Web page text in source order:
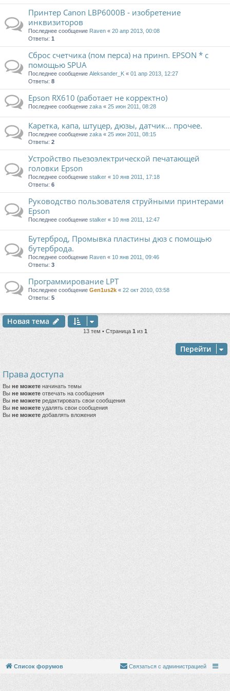
Принтер Canon LBP6000B - изобретение
инквизиторов
Последнее сообщение Raven « 20 апр 2013, 00:08
Ответы: 1
Сброс счетчика (пом перса) на принn. EPSON * с
помощью SPUA
Последнее сообщение Aleksander_K « 01 апр 2013, 12:27
Ответы: 8
Epson RX610 (работает не корректно)
Последнее сообщение zaka « 25 июн 2011, 08:28
Каретка, капа, штуцер, дюзы, датчик... прочее.
Последнее сообщение zaka « 25 июн 2011, 08:15
Ответы: 2
Устройство пьезоэлектрической печатающей
головки Epson
Последнее сообщение stalker « 10 янв 2011, 17:18
Ответы: 6
Руководство пользователя струйными принтерами
Epson
Последнее сообщение stalker « 10 янв 2011, 12:47
Бутерброд, Промывка пластины дюз с помощью
бутерброда.
Последнее сообщение Raven « 10 янв 2011, 09:46
Ответы: 3
Программирование LPT
Последнее сообщение Gen1us2k « 22 окт 2010, 03:58
Ответы: 5
Новая тема
13 тем • Страница 1 из 1
Перейти
Права доступа
Вы не можете начинать темы
Вы не можете отвечать на сообщения
Вы не можете редактировать свои сообщения
Вы не можете удалять свои сообщения
Вы не можете добавлять вложения
Список форумов Связаться с администрацией